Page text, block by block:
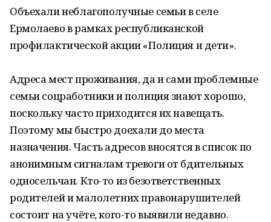
Объехали неблагополучные семьи в селе
Ермолаево в рамках республиканской
профилактической акции «Полиция и дети».
Адреса мест проживания, да и сами проблемные
семьи соцработники и полиция знают хорошо,
поскольку часто приходится их навещать.
Поэтому мы быстро доехали до места
назначения. Часть адресов вносятся в список по
анонимным сигналам тревоги от бдительных
односельчан. Кто-то из безответственных
родителей и малолетних правонарушителей
состоит на учёте, кого-то выявили недавно.